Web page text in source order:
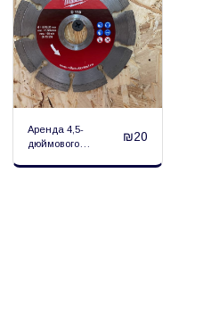
Аренда 4,5-
дюймового
₪20